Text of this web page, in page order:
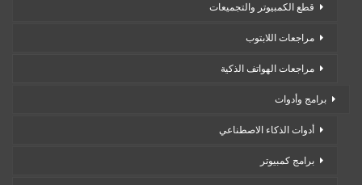
قطع الكمبيوتر والتجميعات
مراجعات اللابتوب
مراجعات الهواتف الذكية
برامج وأدوات
أدوات الذكاء الاصطناعي
برامج كمبيوتر